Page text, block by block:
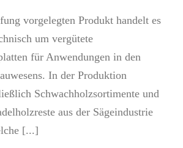
vorgelegten Produkt handelt es
um vergütete
für Anwendungen in den
In der Produktion
Schwachholzsortimente und
aus der Sägeindustrie
[...]